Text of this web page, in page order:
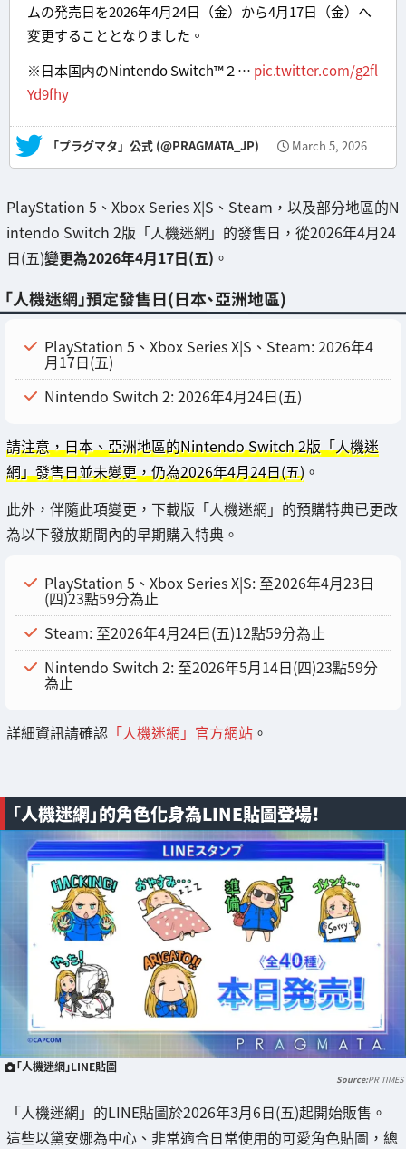
ムの発売日を2026年4月24日（金）から4月17日（金）へ
変更することとなりました。
※日本国内のNintendo Switch™２… pic.twitter.com/g2fl
Yd9fhy
— 「プラグマタ」公式 (@PRAGMATA_JP) March 5, 2026
PlayStation 5、Xbox Series X|S、Steam，以及部分地區的N
intendo Switch 2版「人機迷網」的發售日，從2026年4月24
日(五)變更為2026年4月17日(五) 。
「人機迷網」預定發售日(日本、亞洲地區)
PlayStation 5、Xbox Series X|S、Steam: 2026年4
月17日(五)
Nintendo Switch 2: 2026年4月24日(五)
請注意，日本、亞洲地區的Nintendo Switch 2版「人機迷
網」發售日並未變更，仍為2026年4月24日(五) 。
此外，伴隨此項變更，下載版「人機迷網」的預購特典已更改
為以下發放期間內的早期購入特典。
PlayStation 5、Xbox Series X|S: 至2026年4月23日
(四)23點59分為止
Steam: 至2026年4月24日(五)12點59分為止
Nintendo Switch 2: 至2026年5月14日(四)23點59分
為止
詳細資訊請確認 「人機迷網」官方網站 。
「人機迷網」的角色化身為LINE貼圖登場！
「人機迷網」LINE貼圖
PR TIMES
「人機迷網」的LINE貼圖於2026年3月6日(五)起開始販售。
這些以黛安娜為中心、非常適合日常使用的可愛角色貼圖，總